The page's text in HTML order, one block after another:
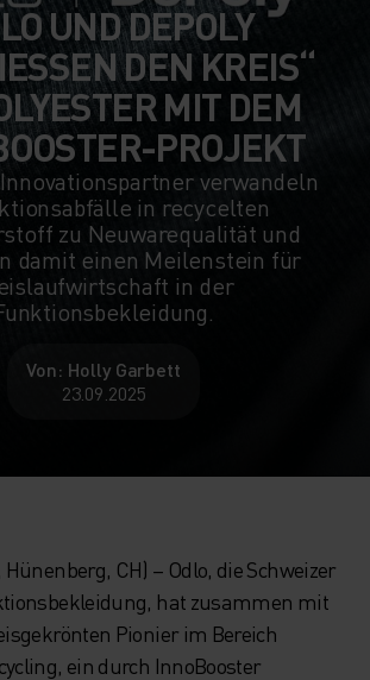
UND DEPOLY
DEN KREIS“
MIT DEM
PROJEKT
verwandeln
in recycelten
zu Neuwarequalität und
damit einen Meilenstein für
in der
Von: Holly Garbett
23.09.2025
Hünenberg, CH) – Odlo, die Schweizer
hat zusammen mit
Pionier im Bereich
ein durch InnoBooster